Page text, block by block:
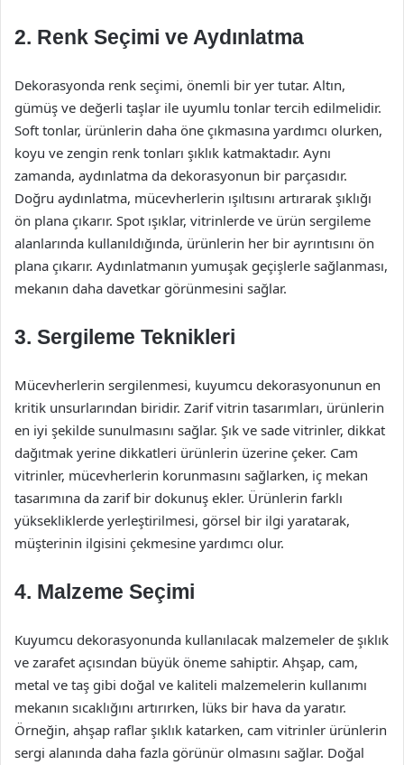
2. Renk Seçimi ve Aydınlatma
Dekorasyonda renk seçimi, önemli bir yer tutar. Altın,
gümüş ve değerli taşlar ile uyumlu tonlar tercih edilmelidir.
Soft tonlar, ürünlerin daha öne çıkmasına yardımcı olurken,
koyu ve zengin renk tonları şıklık katmaktadır. Aynı
zamanda, aydınlatma da dekorasyonun bir parçasıdır.
Doğru aydınlatma, mücevherlerin ışıltısını artırarak şıklığı
ön plana çıkarır. Spot ışıklar, vitrinlerde ve ürün sergileme
alanlarında kullanıldığında, ürünlerin her bir ayrıntısını ön
plana çıkarır. Aydınlatmanın yumuşak geçişlerle sağlanması,
mekanın daha davetkar görünmesini sağlar.
3. Sergileme Teknikleri
Mücevherlerin sergilenmesi, kuyumcu dekorasyonunun en
kritik unsurlarından biridir. Zarif vitrin tasarımları, ürünlerin
en iyi şekilde sunulmasını sağlar. Şık ve sade vitrinler, dikkat
dağıtmak yerine dikkatleri ürünlerin üzerine çeker. Cam
vitrinler, mücevherlerin korunmasını sağlarken, iç mekan
tasarımına da zarif bir dokunuş ekler. Ürünlerin farklı
yüksekliklerde yerleştirilmesi, görsel bir ilgi yaratarak,
müşterinin ilgisini çekmesine yardımcı olur.
4. Malzeme Seçimi
Kuyumcu dekorasyonunda kullanılacak malzemeler de şıklık
ve zarafet açısından büyük öneme sahiptir. Ahşap, cam,
metal ve taş gibi doğal ve kaliteli malzemelerin kullanımı
mekanın sıcaklığını artırırken, lüks bir hava da yaratır.
Örneğin, ahşap raflar şıklık katarken, cam vitrinler ürünlerin
sergi alanında daha fazla görünür olmasını sağlar. Doğal